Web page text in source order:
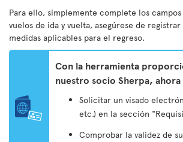
Para ello, simplemente complete los campos
vuelos de ida y vuelta, asegúrese de
medidas aplicables para el regreso.
Con la herramienta
nuestro socio Sherpa,
Solicitar un visado
etc.) en la sección
Comprobar la validez de